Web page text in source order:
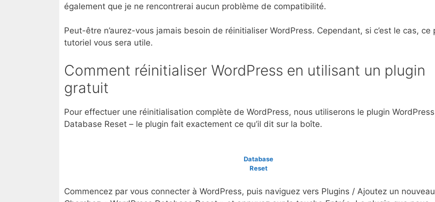
également que je ne rencontrerai aucun problème de compatibilité.
Peut-être n’aurez-vous jamais besoin de réinitialiser WordPress. Cependant, si c’est le cas, ce
tutoriel vous sera utile.
Comment réinitialiser WordPress en utilisant un plugin
gratuit
Pour effectuer une réinitialisation complète de WordPress, nous utiliserons le plugin WordPress
Database Reset – le plugin fait exactement ce qu’il dit sur la boîte.
Database
Reset
Commencez par vous connecter à WordPress, puis naviguez vers Plugins / Ajoutez un